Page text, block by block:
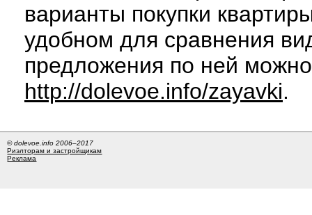
варианты покупки
удобном для сравнения
предложения по ней
http://dolevoe.info/zayavki.
© dolevoe.info 2006–2017
Риэлторам и застройщикам
Реклама